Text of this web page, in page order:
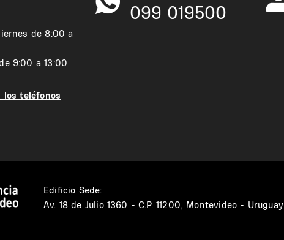
de 8:00 a
9:00 a 13:00
los teléfonos
099 019500
Edificio Sede:
Av. 18 de Julio 1360 - C.P. 11200, Montevideo - Uruguay